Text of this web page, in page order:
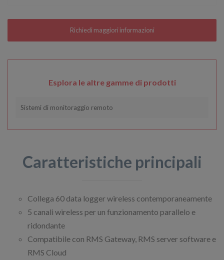
Esplora le altre gamme di prodotti
Sistemi di monitoraggio remoto
Caratteristiche principali
Collega 60 data logger wireless contemporaneamente
5 canali wireless per un funzionamento parallelo e
ridondante
Compatibile con RMS Gateway, RMS server software e
RMS Cloud